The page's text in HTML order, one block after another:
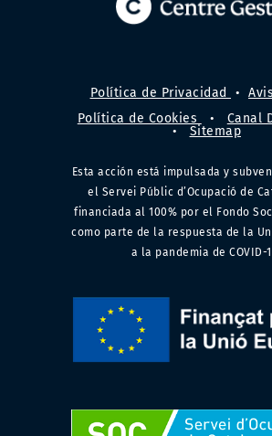
Política de Privacidad •
Política de Cookies
•
Canal
•
Sitemap
Esta acción está impulsada y
el Servei Públic d’Ocupació de
financiada al 100% por el Fondo
como parte de la respuesta de la
a la pandemia de COVID-